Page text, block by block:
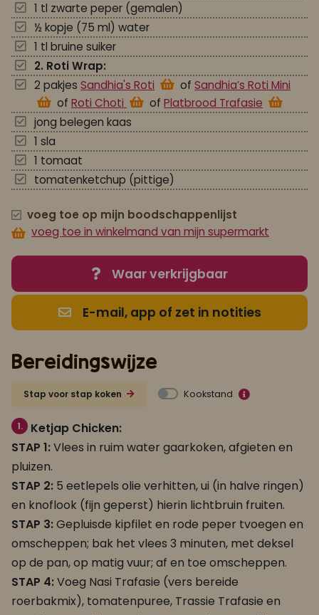
1 tl zwarte peper (gemalen)
½ kopje (75 ml) water
1 tl bruine suiker
2. Roti Wrap:
2 pakjes Sandhia's Roti of Sandhia’s Roti Mini
of Roti Choti of Platbrood Trafasie
jong belegen kaas
1 sla
1 tomaat
tomatenketchup (pittige)
voeg toe op mijn boodschappenlijst
voeg toe in winkelmand van mijn supermarkt
Waar verkrijgbaar
E-mail, app of zet in notities
Bereidingswijze
Stap voor stap koken Kookstand
1.
Ketjap Chicken:
STAP 1:Vlees in ruim water gaarkoken, afgieten en
pluizen.
STAP 2: 5 eetlepels olie verhitten, ui (in halve ringen)
en knoflook (fijn geperst) hierin lichtbruin fruiten.
STAP 3:Gepluisde kipfilet en rode peper tvoegen en
omscheppen; bak het vlees 3 minuten, met deksel
op de pan, op matig vuur; af en toe omscheppen.
STAP 4:Voeg Nasi Trafasie (vers bereide
roerbakmix), tomatenpuree, Trassie Trafasie en